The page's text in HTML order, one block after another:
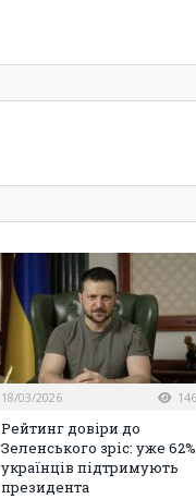
18/03/2026
Рейтинг довіри до
Зеленського зріс: уже 62%
українців підтримують
президента